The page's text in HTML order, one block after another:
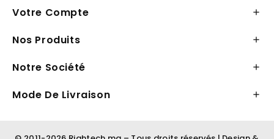
Votre Compte 
Nos Produits 
Notre Société 
Mode De Livraison 